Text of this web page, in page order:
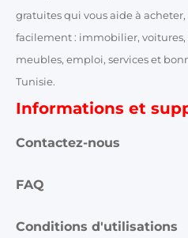
gratuites qui vous aide à
facilement : immobilier,
meubles, emploi, services et
Tunisie.
Informations et
Contactez-nous
FAQ
Conditions d'utilisations